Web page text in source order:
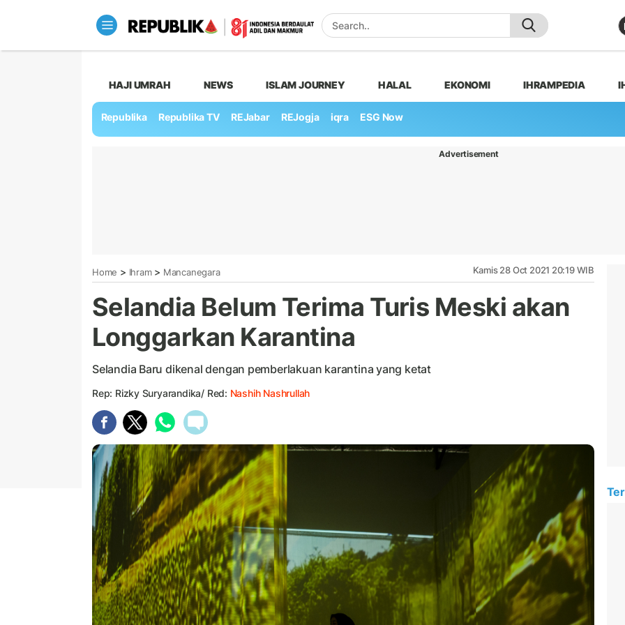
HAJI UMRAH NEWS ISLAM JOURNEY HALAL EKONOMI IHRAMPEDIA
Republika Republika TV REJabar REJogja iqra ESG Now
Advertisement
Home > Ihram> Mancanegara Kamis 28 Oct 2021 20:19 WIB
Selandia Belum Terima Turis Meski akan
Longgarkan Karantina
Selandia Baru dikenal dengan pemberlakuan karantina yang ketat
Rep: Rizky Suryarandika/ Red: Nashih Nashrullah